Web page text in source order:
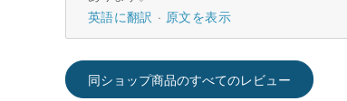
英語に翻訳
原文を表示
同ショップ商品のすべてのレビュー